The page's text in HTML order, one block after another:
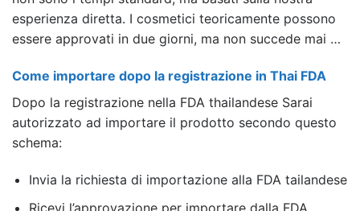
esperienza diretta. I cosmetici teoricamente possono
essere approvati in due giorni, ma non succede mai …
Come importare dopo la registrazione in Thai FDA
Dopo la registrazione nella FDA thailandese Sarai
autorizzato ad importare il prodotto secondo questo
schema:
Invia la richiesta di importazione alla FDA tailandese
Ricevi l’approvazione per importare dalla FDA